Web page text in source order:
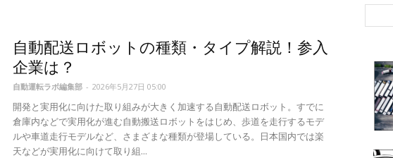
動
運
自動配送ロボットの種類・タイプ解説！参入
企業は？
自動運転ラボ編集部 - 2026年5月27日 05:00
開発と実用化に向けた取り組みが大きく加速する自動配送ロボット。すでに
倉庫内などで実用化が進む自動搬送ロボットをはじめ、歩道を走行するモデ
ルや車道走行モデルなど、さまざまな種類が登場している。日本国内では楽
天などが実用化に向けて取り組...